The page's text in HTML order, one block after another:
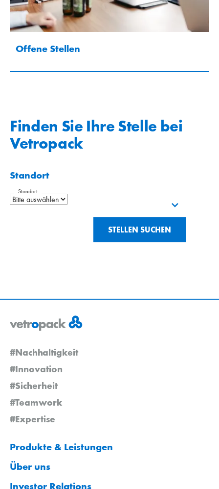
Offene Stellen
Finden Sie Ihre Stelle bei
Vetropack
Standort
Standort
STELLEN SUCHEN
#Nachhaltigkeit
#Innovation
#Sicherheit
#Teamwork
#Expertise
Produkte & Leistungen
Über uns
Investor Relations